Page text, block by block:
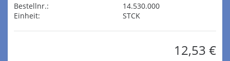
Bestellnr.:
14.530.000
Einheit:
STCK
12,53 €